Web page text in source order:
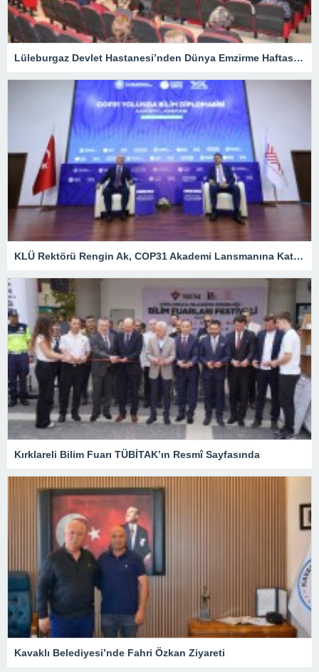
Lüleburgaz Devlet Hastanesi’nden Dünya Emzirme Haftası Katılımı
KLÜ Rektörü Rengin Ak, COP31 Akademi Lansmanına Katıldı
Kırklareli Bilim Fuarı TÜBİTAK’ın Resmî Sayfasında
Kavaklı Belediyesi’nde Fahri Özkan Ziyareti